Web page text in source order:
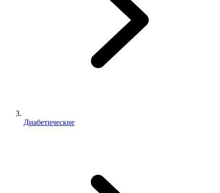
Диабетические